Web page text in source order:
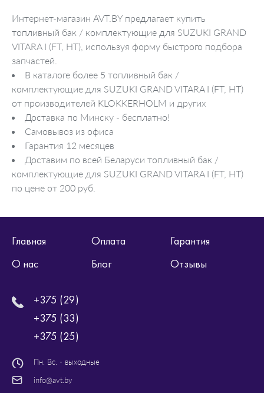
Интернет-магазин AVT.BY предлагает купить
топливный бак / комплектующие для SUZUKI GRAND
VITARA I (FT, HT), используя форму быстрого подбора
запчастей.
В каталоге более 5 топливный бак /
комплектующие для SUZUKI GRAND VITARA I (FT, HT)
от производителей KLOKKERHOLM и других
Доставка по Минску - бесплатно!
Самовывоз из офиса
Гарантия 12 месяцев
Доставим по всей Беларуси топливный бак /
комплектующие для SUZUKI GRAND VITARA I (FT, HT)
по цене от 200 руб.
Главная Оплата
Гарантия
О нас
Блог Отзывы
+375 (29)
+375 (33)
+375 (25)
Пн. Вс. - выходные
info@avt.by